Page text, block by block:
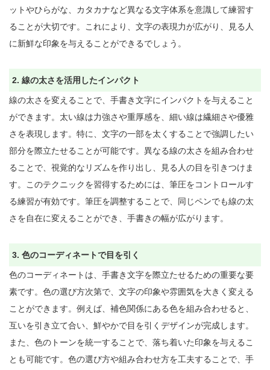
ットやひらがな、カタカナなど異なる文字体系を意識して練習す
ることが大切です。これにより、文字の表現力が広がり、見る人
に新鮮な印象を与えることができるでしょう。
2. 線の太さを活用したインパクト
線の太さを変えることで、手書き文字にインパクトを与えること
ができます。太い線は力強さや重厚感を、細い線は繊細さや優雅
さを表現します。特に、文字の一部を太くすることで強調したい
部分を際立たせることが可能です。異なる線の太さを組み合わせ
ることで、視覚的なリズムを作り出し、見る人の目を引きつけま
す。このテクニックを習得するためには、筆圧をコントロールす
る練習が有効です。筆圧を調整することで、同じペンでも線の太
さを自在に変えることができ、手書きの幅が広がります。
3. 色のコーディネートで目を引く
色のコーディネートは、手書き文字を際立たせるための重要な要
素です。色の選び方次第で、文字の印象や雰囲気を大きく変える
ことができます。例えば、補色関係にある色を組み合わせると、
互いを引き立て合い、鮮やかで目を引くデザインが完成します。
また、色のトーンを統一することで、落ち着いた印象を与えるこ
とも可能です。色の選び方や組み合わせ方を工夫することで、手